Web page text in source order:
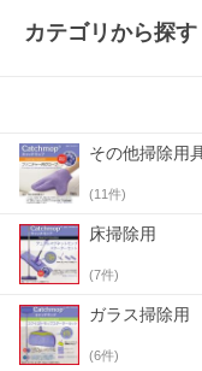
カテゴリから探す
その他掃除用
(11件)
床掃除用
(7件)
ガラス掃除用
(6件)